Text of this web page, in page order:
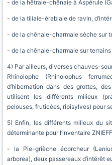
- de la hêtraie-chênaie à Aspérule
- de la tiliaie-érablaie de ravin,
- de la chênaie-charmaie sèche sur
- de la chênaie-charmaie sur
4) Par ailleurs, diverses chauves-
Rhinolophe (Rhinolophus
d’hibernation dans des grottes,
utilisent les différents milieux
pelouses, fruticées, ripisylves) pour
5) Enfin, les différents milieux du
déterminante pour l’inventaire
- la Pie-grièche écorcheur
arborea), deux passereaux d’intérêt